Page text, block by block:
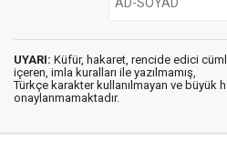
UYARI: Küfür, hakaret, rencide edici
içeren, imla kuralları ile yazılmamış,
Türkçe karakter kullanılmayan ve büyük
onaylanmamaktadır.